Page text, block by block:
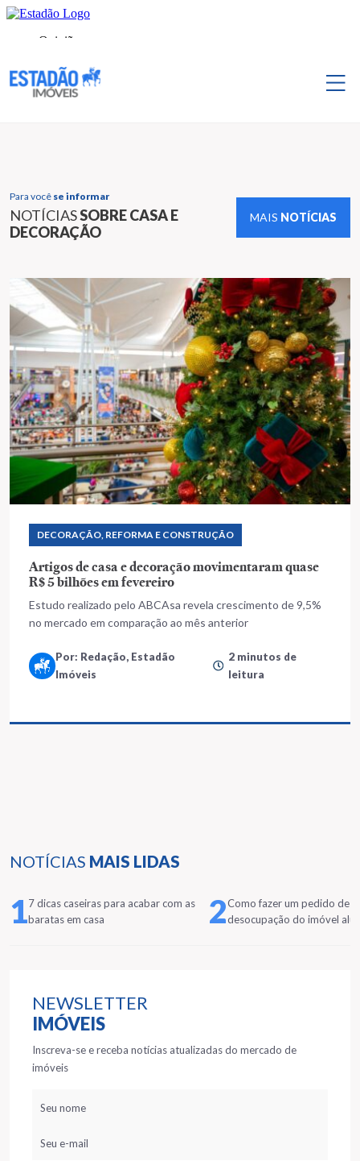
Para você se informar
NOTÍCIASSOBRE CASA E
DECORAÇÃO
MAIS NOTÍCIAS
NOTÍCIAS MAIS LIDAS
17 dicas caseiras para acabar com as
baratas em casa
2Como fazer um pedido de
desocupação do imóvel
NEWSLETTER
IMÓVEIS
Inscreva-se e receba notícias atualizadas do mercado de
imóveis
DECORAÇÃO, REFORMA E CONSTRUÇÃO
Artigos de casa e decoração movimentaram quase
R$ 5 bilhões em fevereiro
Estudo realizado pelo ABCAsa revela crescimento de 9,5%
no mercado em comparação ao mês anterior
Por: Redação, Estadão
Imóveis
2 minutos de
leitura